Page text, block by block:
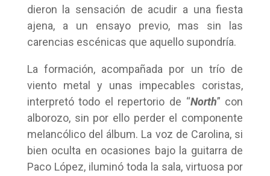
dieron la sensación de acudir a una fiesta
ajena, a un ensayo previo, mas sin las
carencias escénicas que aquello supondría.
La formación, acompañada por un trío de
viento metal y unas impecables coristas,
interpretó todo el repertorio de “North” con
alborozo, sin por ello perder el componente
melancólico del álbum. La voz de Carolina, si
bien oculta en ocasiones bajo la guitarra de
Paco López, iluminó toda la sala, virtuosa por